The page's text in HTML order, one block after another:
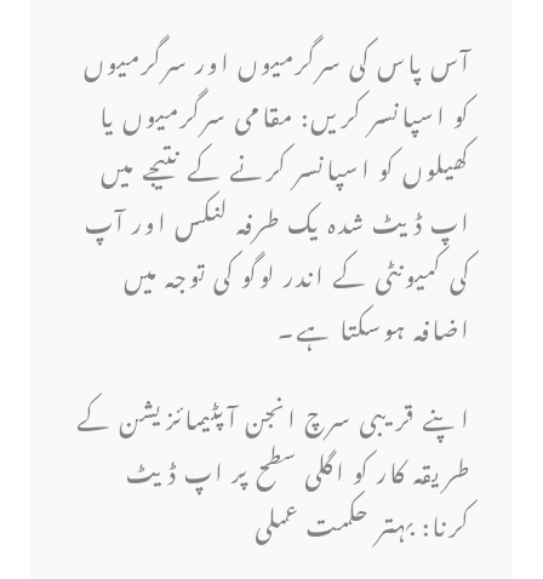
آس پاس کی سرگرمیوں اور سرگرمیوں
کو اسپانسر کریں: مقامی سرگرمیوں یا
کھیلوں کو اسپانسر کرنے کے نتیجے میں
اپ ڈیٹ شدہ یک طرفہ لنکس اور آپ
کی کمیونٹی کے اندر لوگو کی توجہ میں
اضافہ ہوسکتا ہے۔
اپنے قریبی سرچ انجن آپٹیمائزیشن کے
طریقہ کار کو اگلی سطح پر اپ ڈیٹ
کرنا: بہتر حکمت عملی